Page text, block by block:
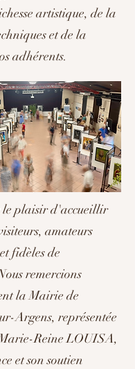
artistique, de la
et de la
adhérents.
le plaisir d'accueillir
amateurs
fidèles de
remercions
la Mairie de
Argens, représentée
Reine LOUISA,
et son soutien